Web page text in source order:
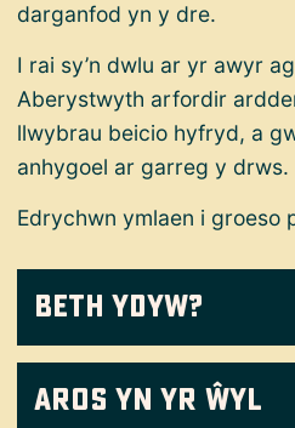
darganfod yn y dre.
I rai sy’n dwlu ar yr awyr
Aberystwyth arfordir
llwybrau beicio hyfryd, a
anhygoel ar garreg y drws.
Edrychwn ymlaen i groeso
Beth Ydyw?
Aros yn yr ŵyl